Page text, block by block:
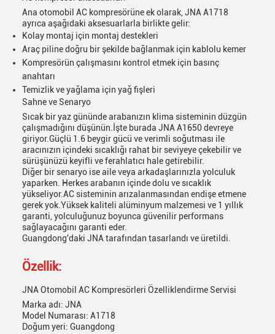
Mesaj bırakın
Sizi yakında arayacağız!
Ana otomobil AC kompresörüne ek olarak, JNA A1718
ayrıca aşağıdaki aksesuarlarla birlikte gelir:
Kolay montaj için montaj destekleri
Araç piline doğru bir şekilde bağlanmak için kablolu kemer
Kompresörün çalışmasını kontrol etmek için basınç
anahtarı
Temizlik ve yağlama için yağ fişleri
Sahne ve Senaryo
Sıcak bir yaz gününde arabanızın klima sisteminin düzgün
çalışmadığını düşünün.İşte burada JNA A1650 devreye
giriyor.Güçlü 1.6 beygir gücü ve verimli soğutması ile
aracınızın içindeki sıcaklığı rahat bir seviyeye çekebilir ve
sürüşünüzü keyifli ve ferahlatıcı hale getirebilir.
Diğer bir senaryo ise aile veya arkadaşlarınızla yolculuk
yaparken. Herkes arabanın içinde dolu ve sıcaklık
yükseliyor.AC sisteminin arızalanmasından endişe etmene
gerek yok.Yüksek kaliteli alüminyum malzemesi ve 1 yıllık
garanti, yolculuğunuz boyunca güvenilir performans
sağlayacağını garanti eder.
Guangdong'daki JNA tarafından tasarlandı ve üretildi.
Özellik:
JNA Otomobil AC Kompresörleri Özelliklendirme Servisi
Marka adı: JNA
Model Numarası: A1718
Doğum yeri: Guangdong